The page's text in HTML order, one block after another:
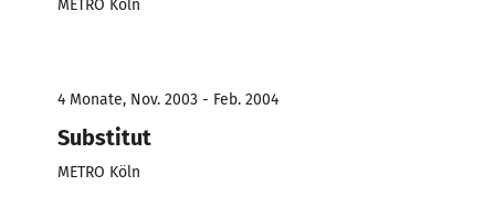
METRO Köln
4 Monate, Nov. 2003 - Feb. 2004
Substitut
METRO Köln